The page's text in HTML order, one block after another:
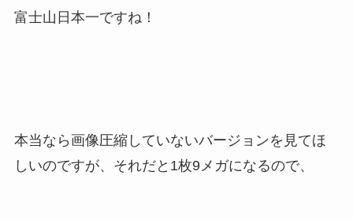
富士山日本一ですね！
本当なら画像圧縮していないバージョンを見てほ
しいのですが、それだと1枚9メガになるので、